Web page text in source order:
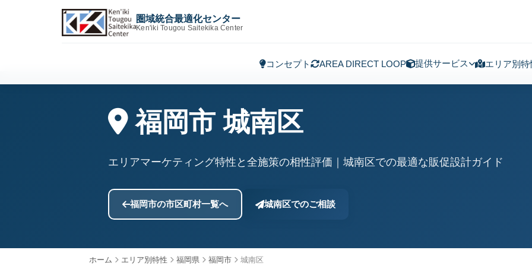
圏域統合最適化センター
Ken'iki Tougou Saitekika Center
コンセプト AREA DIRECT LOOP 提供サービス エリア別特
福岡市 城南区
エリアマーケティング特性と全施策の相性評価｜城南区での最適な販促設計ガイド
福岡市の市区町村一覧へ 城南区でのご相談
ホーム エリア別特性 福岡県 福岡市 城南区